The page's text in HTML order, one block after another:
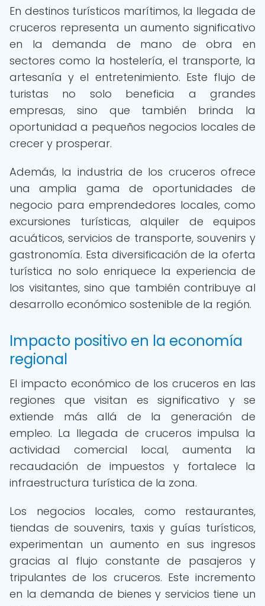
En destinos turísticos marítimos, la llegada de
cruceros representa un aumento significativo
en la demanda de mano de obra en
sectores como la hostelería, el transporte, la
artesanía y el entretenimiento. Este flujo de
turistas no solo beneficia a grandes
empresas, sino que también brinda la
oportunidad a pequeños negocios locales de
crecer y prosperar.
Además, la industria de los cruceros ofrece
una amplia gama de oportunidades de
negocio para emprendedores locales, como
excursiones turísticas, alquiler de equipos
acuáticos, servicios de transporte, souvenirs y
gastronomía. Esta diversificación de la oferta
turística no solo enriquece la experiencia de
los visitantes, sino que también contribuye al
desarrollo económico sostenible de la región.
Impacto positivo en la economía
regional
El impacto económico de los cruceros en las
regiones que visitan es significativo y se
extiende más allá de la generación de
empleo. La llegada de cruceros impulsa la
actividad comercial local, aumenta la
recaudación de impuestos y fortalece la
infraestructura turística de la zona.
Los negocios locales, como restaurantes,
tiendas de souvenirs, taxis y guías turísticos,
experimentan un aumento en sus ingresos
gracias al flujo constante de pasajeros y
tripulantes de los cruceros. Este incremento
en la demanda de bienes y servicios tiene un